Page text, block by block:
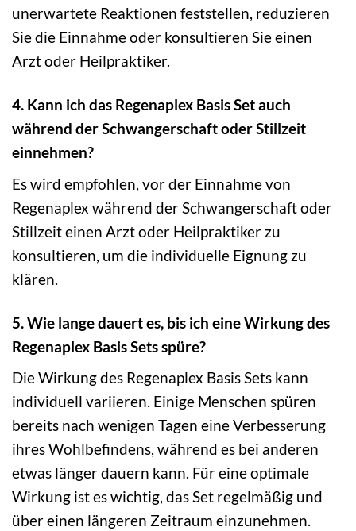
unerwartete Reaktionen feststellen, reduzieren
Sie die Einnahme oder konsultieren Sie einen
Arzt oder Heilpraktiker.
4. Kann ich das Regenaplex Basis Set auch
während der Schwangerschaft oder Stillzeit
einnehmen?
Es wird empfohlen, vor der Einnahme von
Regenaplex während der Schwangerschaft oder
Stillzeit einen Arzt oder Heilpraktiker zu
konsultieren, um die individuelle Eignung zu
klären.
5. Wie lange dauert es, bis ich eine Wirkung des
Regenaplex Basis Sets spüre?
Die Wirkung des Regenaplex Basis Sets kann
individuell variieren. Einige Menschen spüren
bereits nach wenigen Tagen eine Verbesserung
ihres Wohlbefindens, während es bei anderen
etwas länger dauern kann. Für eine optimale
Wirkung ist es wichtig, das Set regelmäßig und
über einen längeren Zeitraum einzunehmen.